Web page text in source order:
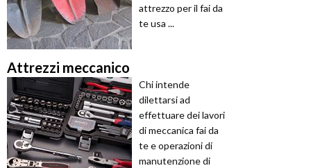
attrezzo per il fai da
te usa ...
Attrezzi meccanico
Chi intende
dilettarsi ad
effettuare dei lavori
di meccanica fai da
te e operazioni di
manutenzione di